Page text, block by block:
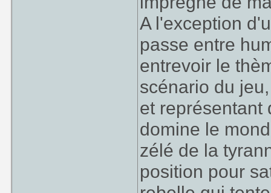
A l'exception
passe entre
entrevoir le
scénario du
et représentant
domine le
zélé de la
position pour